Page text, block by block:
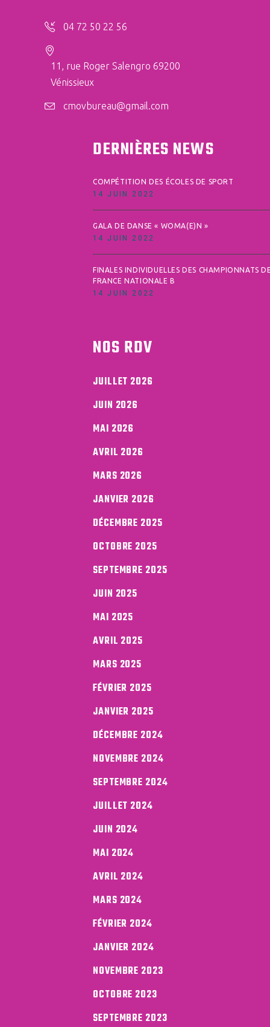
04 72 50 22 56
11, rue Roger Salengro 69200
Vénissieux
cmovbureau@gmail.com
DERNIÈRES NEWS
COMPÉTITION DES ÉCOLES DE SPORT
14 JUIN 2022
GALA DE DANSE « WOMA(E)N »
14 JUIN 2022
FINALES INDIVIDUELLES DES CHAMPIONNATS
FRANCE NATIONALE B
14 JUIN 2022
NOS RDV
JUILLET 2026
JUIN 2026
MAI 2026
AVRIL 2026
MARS 2026
JANVIER 2026
DÉCEMBRE 2025
OCTOBRE 2025
SEPTEMBRE 2025
JUIN 2025
MAI 2025
AVRIL 2025
MARS 2025
FÉVRIER 2025
JANVIER 2025
DÉCEMBRE 2024
NOVEMBRE 2024
SEPTEMBRE 2024
JUILLET 2024
JUIN 2024
MAI 2024
AVRIL 2024
MARS 2024
FÉVRIER 2024
JANVIER 2024
NOVEMBRE 2023
OCTOBRE 2023
SEPTEMBRE 2023